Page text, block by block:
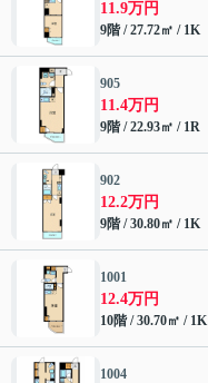
11.9万円
9階 / 27.72㎡ / 1K
905
11.4万円
9階 / 22.93㎡ / 1R
902
12.2万円
9階 / 30.80㎡ / 1K
1001
12.4万円
10階 / 30.70㎡ / 1K
1004